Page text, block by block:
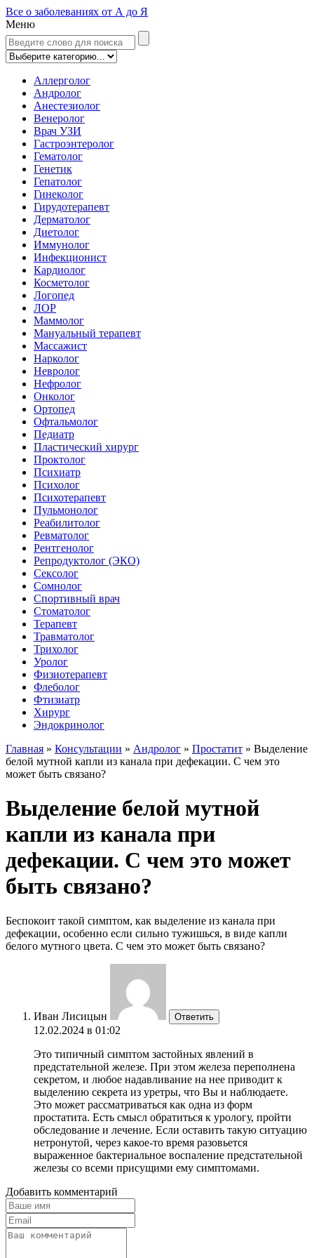
Все о заболеваниях от А до Я
Меню
Аллерголог
Андролог
Анестезиолог
Венеролог
Врач УЗИ
Гастроэнтеролог
Гематолог
Генетик
Гепатолог
Гинеколог
Гирудотерапевт
Дерматолог
Диетолог
Иммунолог
Инфекционист
Кардиолог
Косметолог
Логопед
ЛОР
Маммолог
Мануальный терапевт
Массажист
Нарколог
Невролог
Нефролог
Онколог
Ортопед
Офтальмолог
Педиатр
Пластический хирург
Проктолог
Психиатр
Психолог
Психотерапевт
Пульмонолог
Реабилитолог
Ревматолог
Рентгенолог
Репродуктолог (ЭКО)
Сексолог
Сомнолог
Спортивный врач
Стоматолог
Терапевт
Травматолог
Трихолог
Уролог
Физиотерапевт
Флеболог
Фтизиатр
Хирург
Эндокринолог
Главная » Консультации » Андролог » Простатит » Выделение
белой мутной капли из канала при дефекации. С чем это
может быть связано?
Выделение белой мутной
капли из канала при
дефекации. С чем это может
быть связано?
Беспокоит такой симптом, как выделение из канала при
дефекации, особенно если сильно тужишься, в виде капли
белого мутного цвета. С чем это может быть связано?
Иван Лисицын Ответить
12.02.2024 в 01:02
Это типичный симптом застойных явлений в
предстательной железе. При этом железа переполнена
секретом, и любое надавливание на нее приводит к
выделению секрета из уретры, что Вы и наблюдаете.
Это может рассматриваться как одна из форм
простатита. Есть смысл обратиться к урологу, пройти
обследование и лечение. Если оставить такую ситуацию
нетронутой, через какое-то время разовьется
выраженное бактериальное воспаление предстательной
железы со всеми присущими ему симптомами.
Добавить комментарий